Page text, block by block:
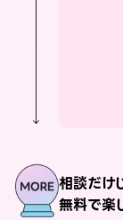
相談だけ
無料で楽